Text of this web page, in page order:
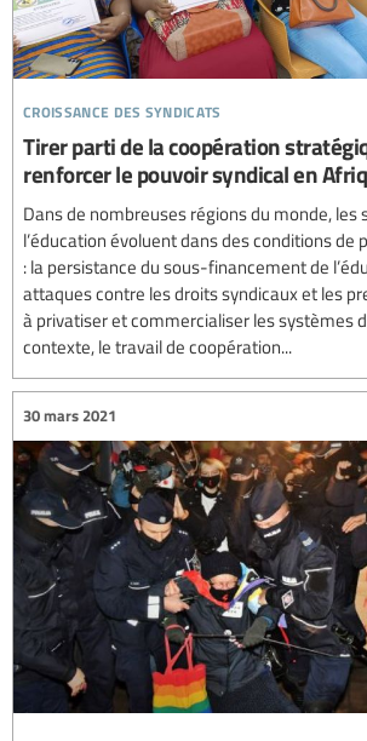
croissance des syndicats
Tirer parti de la coopération
renforcer le pouvoir syndical en
Dans de nombreuses régions du monde, les
l’éducation évoluent dans des conditions de
: la persistance du sous-financement de
attaques contre les droits syndicaux et les
à privatiser et commercialiser les systèmes
contexte, le travail de coopération...
30 mars 2021